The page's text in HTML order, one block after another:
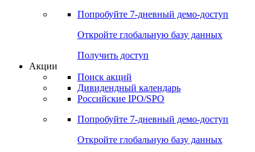
Попробуйте 7-дневный демо-доступ
Откройте глобальную базу данных
Получить доступ
Акции
Поиск акций
Дивидендный календарь
Российские IPO/SPO
Попробуйте 7-дневный демо-доступ
Откройте глобальную базу данных